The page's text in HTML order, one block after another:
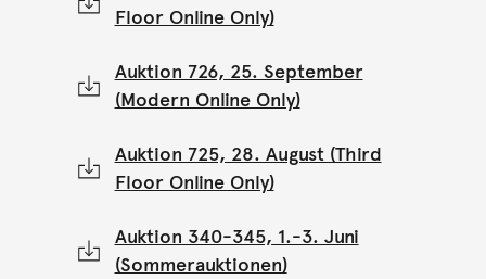
Floor Online Only)
Auktion 726, 25. September
(Modern Online Only)
Auktion 725, 28. August (Third
Floor Online Only)
Auktion 340-345, 1.-3. Juni
(Sommerauktionen)